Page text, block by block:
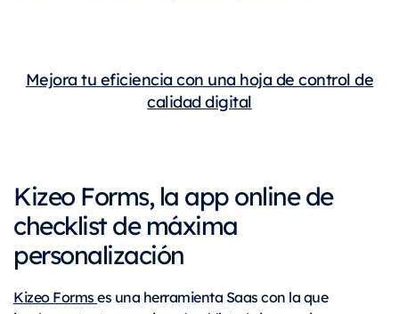
Mejora tu eficiencia con una hoja de control de
calidad digital
Kizeo Forms, la app online de
checklist de máxima
personalización
Kizeo Formses una herramienta Saas con la que